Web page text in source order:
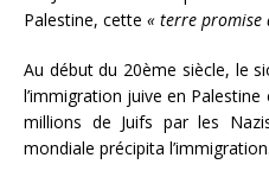
Palestine, cette « terre promise
Au début du 20ème siècle, le
l’immigration juive en
millions de Juifs par les
mondiale précipita l’immigration.